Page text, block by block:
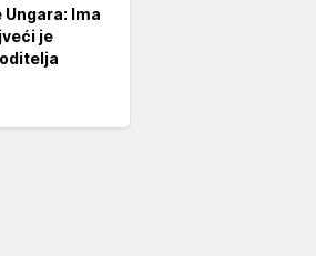
Ungara: Ima
je